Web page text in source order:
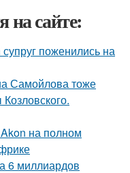
на сайте:
поженились на
Самойлова тоже
на полном
6 миллиардов